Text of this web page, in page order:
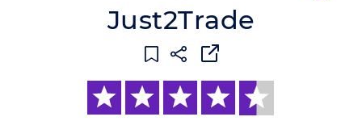
Just2Trade